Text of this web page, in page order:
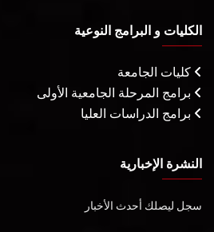
الكليات و البرامج النوعية
كليات الجامعة
برامج المرحلة الجامعية الأولى
برامج الدراسات العليا
النشرة الإخبارية
سجل ليصلك أحدث الأخبار